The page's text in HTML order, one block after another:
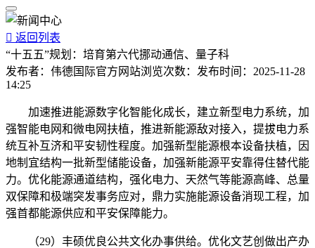
 返回列表
“十五五”规划：培育第六代挪动通信、量子科
发布者： 伟德国际官方网站浏览次数： 发布时间： 2025-11-28
14:25
加速推进能源数字化智能化成长，建立新型电力系统，加
强智能电网和微电网扶植，推进新能源敌对接入，提拔电力系
统互补互济和平安韧性程度。加强新型能源根本设备扶植，因
地制宜结构一批新型储能设备，加强新能源平安靠得住替代能
力。优化能源通道结构，强化电力、天然气等能源高峰、总量
双保障和极端突发事务应对，鼎力实施能源设备消现工程，加
强首都能源供应和平安保障能力。
（29）丰硕优良公共文化办事供给。优化文艺创做出产办